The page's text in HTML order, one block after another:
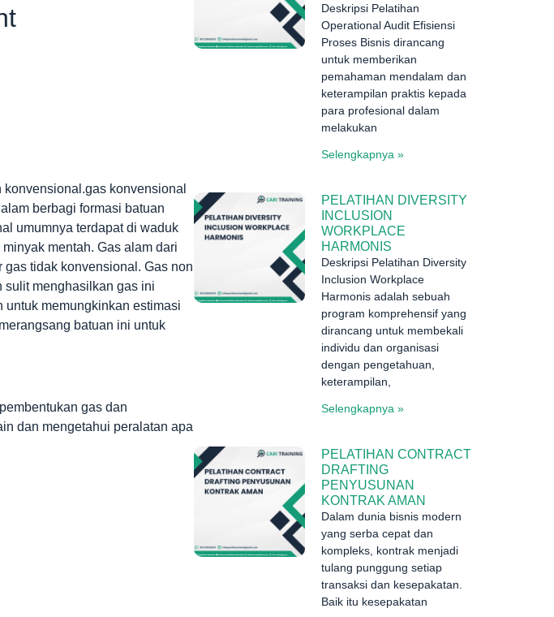
konvensional
berbagi formasi batuan
umumnya terdapat di waduk
mentah. Gas alam dari
tidak konvensional. Gas non
sulit menghasilkan gas ini
memungkinkan estimasi
batuan ini untuk
gas dan
dan mengetahui peralatan apa
Deskripsi Pelatihan
Operational Audit Efisiensi
Proses Bisnis dirancang
untuk memberikan
pemahaman mendalam dan
keterampilan praktis kepada
para profesional dalam
melakukan
Selengkapnya »
PELATIHAN DIVERSITY
INCLUSION
WORKPLACE
HARMONIS
Deskripsi Pelatihan Diversity
Inclusion Workplace
Harmonis adalah sebuah
program komprehensif yang
dirancang untuk membekali
individu dan organisasi
dengan pengetahuan,
keterampilan,
Selengkapnya »
PELATIHAN CONTRACT
DRAFTING
PENYUSUNAN
KONTRAK AMAN
Dalam dunia bisnis modern
yang serba cepat dan
kompleks, kontrak menjadi
tulang punggung setiap
transaksi dan kesepakatan.
Baik itu kesepakatan